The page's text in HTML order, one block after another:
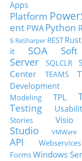
Apps
Platform
ent PWA Python
s ReSharper RESTRust
it
SOA
Server
SQLCLR
Center
TEAMS
Development
Modeling
TPL
Testing
Stories
Visio
Studio
VMWare
API
Webservices
FormsWindows